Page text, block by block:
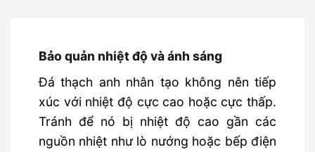
Bảo quản nhiệt độ và ánh sáng
Đá thạch anh nhân tạo không nên tiếp
xúc với nhiệt độ cực cao hoặc cực thấp.
Tránh để nó bị nhiệt độ cao gần các
nguồn nhiệt như lò nướng hoặc bếp điện